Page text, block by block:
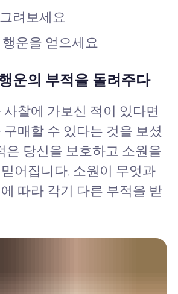
려보세요
운을 얻으세요
운의 부적을 돌려주다
찰에 가보신 적이 있다면
매할 수 있다는 것을 보셨
은 당신을 보호하고 소원을
어집니다. 소원이 무엇과
따라 각기 다른 부적을 받